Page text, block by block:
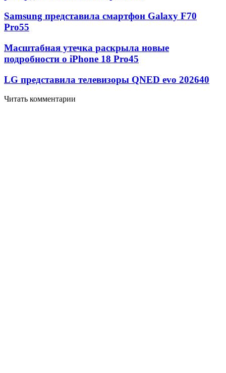
Samsung представила смартфон Galaxy F70
Pro55
Масштабная утечка раскрыла новые
подробности о iPhone 18 Pro45
LG представила телевизоры QNED evo 202640
Читать комментарии